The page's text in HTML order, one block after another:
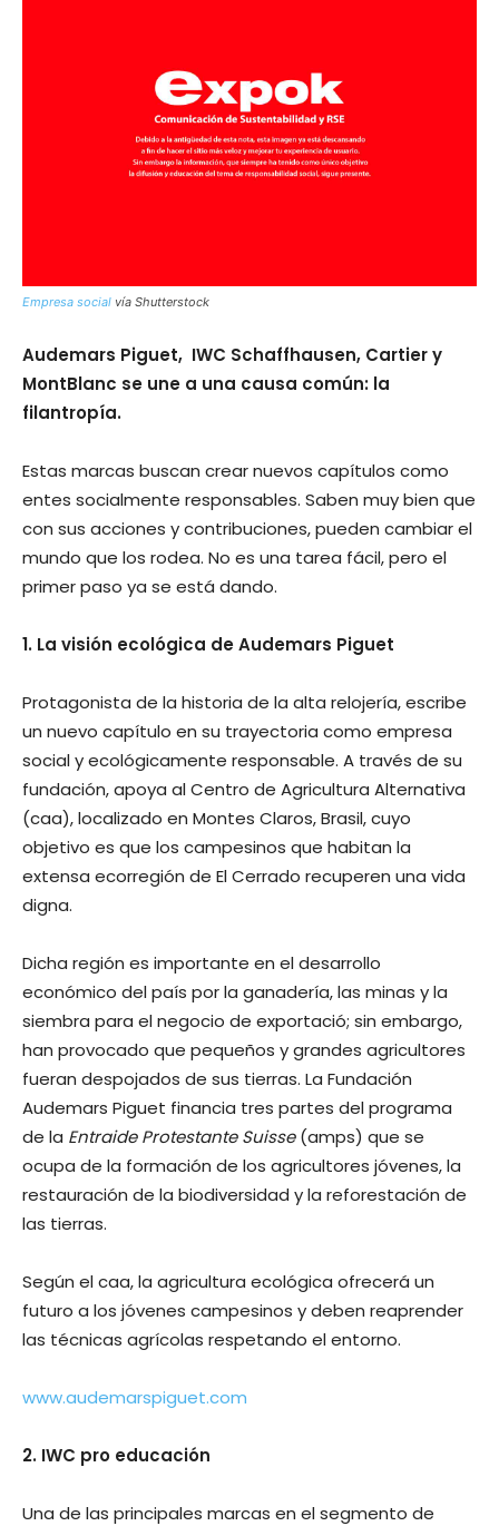
Empresa social vía Shutterstock
Audemars Piguet, IWC Schaffhausen, Cartier y
MontBlanc se une a una causa común: la
filantropía.
Estas marcas buscan crear nuevos capítulos como
entes socialmente responsables. Saben muy bien que
con sus acciones y contribuciones, pueden cambiar el
mundo que los rodea. No es una tarea fácil, pero el
primer paso ya se está dando.
1. La visión ecológica de Audemars Piguet
Protagonista de la historia de la alta reloje­ría, escribe
un nuevo capí­tulo en su trayectoria como empresa
social y ecológicamente responsable. A través de su
fundación, apoya al Centro de Agricultura Alternativa
(caa), localizado en Montes Cla­ros, Brasil, cuyo
objetivo es que los campesi­nos que habitan la
extensa ecorregión de El Cerrado recuperen una vida
digna.
Dicha región es importante en el desa­rrollo
económico del país por la ganade­ría, las minas y la
siembra para el negocio de exportació; sin embargo,
han provocado que pequeños y grandes agricultores
fue­ran despojados de sus tierras. La Fundación
Audemars Piguet financia tres partes del programa
de la Entraide Protestante Suisse(amps) que se
ocupa de la formación de los agricultores jóvenes, la
restauración de la biodiversidad y la reforestación de
las tierras.
Según el caa, la agricultura ecológica ofrecerá un
futuro a los jóvenes campesinos y deben reaprender
las técnicas agrícolas respetando el entorno.
www.audemarspiguet.com
2. IWC pro educación
Una de las principales marcas en el seg­mento de